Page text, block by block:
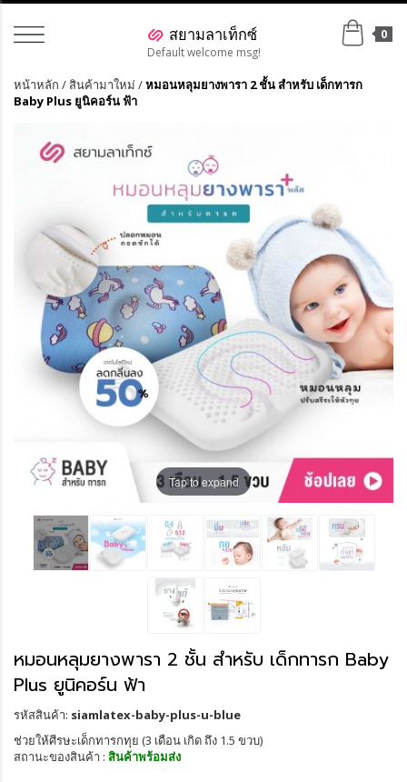
Default welcome msg!
0
หน้าหลัก / สินค้ามาใหม่ /หมอนหลุมยางพารา 2 ชั้น สำหรับ เด็กทารก
Baby Plus ยูนิคอร์น ฟ้า
Tap to expand
หมอนหลุมยางพารา 2 ชั้น สำหรับ เด็กทารก Baby
Plus ยูนิคอร์น ฟ้า
รหัสสินค้า: siamlatex-baby-plus-u-blue
ช่วยให้ศีรษะเด็กทารกทุย (3 เดือน เกิด ถึง 1.5 ขวบ)
สถานะของสินค้า : สินค้าพร้อมส่ง